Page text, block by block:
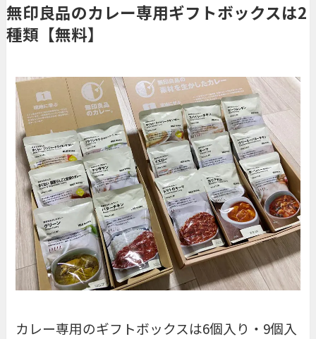
無印良品のカレー専用ギフトボックスは2
種類【無料】
カレー専用のギフトボックスは6個入り・9個入